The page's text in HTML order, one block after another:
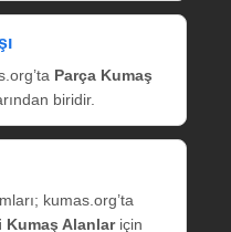
Parça Kumaş
biridir.
kumas.org’ta
Kumaş Alanlariçin